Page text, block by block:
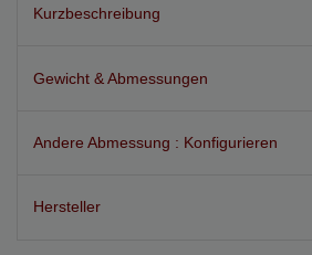
Kurzbeschreibung
Gewicht & Abmessungen
Andere Abmessung : Konfigurieren
Hersteller